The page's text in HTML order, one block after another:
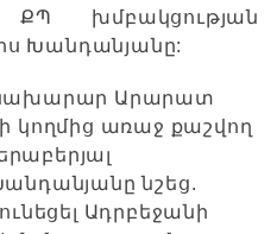
խմբակցության
Խանդանյանը:
Արարատ
կողմից առաջ քաշվող
նշեց.
Ադրբեջանի